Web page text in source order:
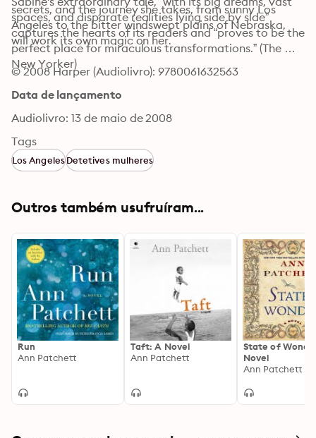
secrets, and the journey she takes, from sunny Los
Angeles to the bitter windswept plains of Nebraska,
will work its own magic on her.
spaces, and disparate realities lying side by side”
captures the hearts of its readers and “proves to be the
perfect place for miraculous transformations.” (The
New Yorker)
© 2008 Harper (Audiolivro): 9780061632563
Data de lançamento
Audiolivro: 13 de maio de 2008
Tags
Los AngelesDetetives mulheres
Outros também usufruíram...
Run
Ann Patchett
Taft: A Novel
Ann Patchett
State of
Novel
Ann Patchett